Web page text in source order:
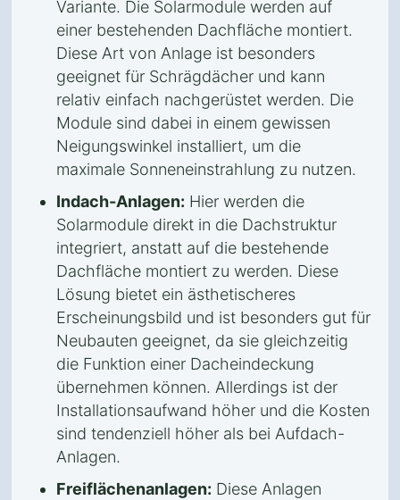
Variante. Die Solarmodule werden auf
einer bestehenden Dachfläche montiert.
Diese Art von Anlage ist besonders
geeignet für Schrägdächer und kann
relativ einfach nachgerüstet werden. Die
Module sind dabei in einem gewissen
Neigungswinkel installiert, um die
maximale Sonneneinstrahlung zu nutzen.
Indach-Anlagen: Hier werden die
Solarmodule direkt in die Dachstruktur
integriert, anstatt auf die bestehende
Dachfläche montiert zu werden. Diese
Lösung bietet ein ästhetischeres
Erscheinungsbild und ist besonders gut für
Neubauten geeignet, da sie gleichzeitig
die Funktion einer Dacheindeckung
übernehmen können. Allerdings ist der
Installationsaufwand höher und die Kosten
sind tendenziell höher als bei Aufdach-
Anlagen.
Freiflächenanlagen: Diese Anlagen